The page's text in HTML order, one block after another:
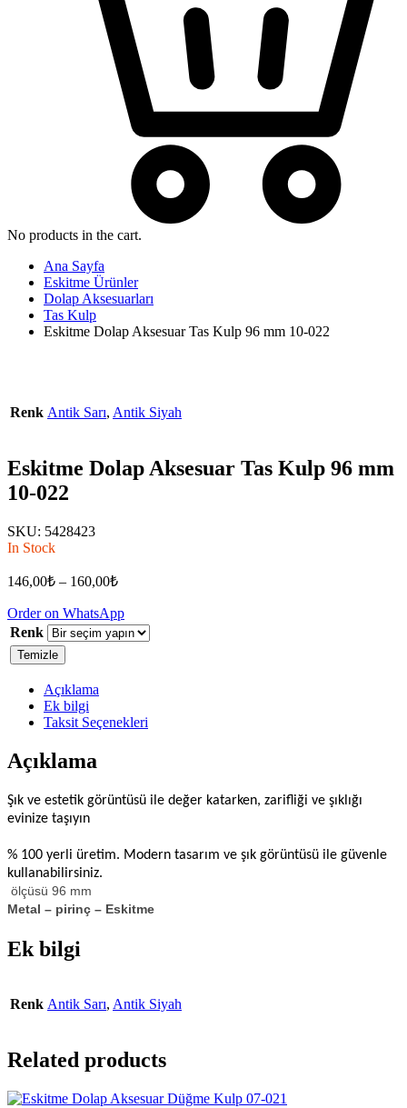
No products in the cart.
Ana Sayfa
Eskitme Ürünler
Dolap Aksesuarları
Tas Kulp
Eskitme Dolap Aksesuar Tas Kulp 96 mm 10-022
Renk Antik Sarı, Antik Siyah
Eskitme Dolap Aksesuar Tas Kulp 96 mm
10-022
SKU: 5428423
In Stock
146,00₺ – 160,00₺
Order on WhatsApp
Renk
Temizle
Açıklama
Ek bilgi
Taksit Seçenekleri
Açıklama
Şık ve estetik görüntüsü ile değer katarken, zarifliği ve şıklığı
evinize taşıyın
% 100 yerli üretim. Modern tasarım ve şık görüntüsü ile güvenle
kullanabilirsiniz.
ölçüsü 96 mm
Metal – pirinç – Eskitme
Ek bilgi
Renk Antik Sarı, Antik Siyah
Related products